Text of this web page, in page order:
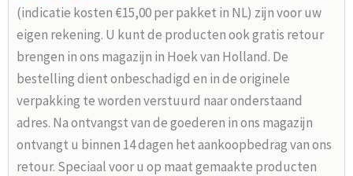
(indicatie kosten €15,00 per pakket in NL) zijn voor uw
eigen rekening. U kunt de producten ook gratis retour
brengen in ons magazijn in Hoek van Holland. De
bestelling dient onbeschadigd en in de originele
verpakking te worden verstuurd naar onderstaand
adres. Na ontvangst van de goederen in ons magazijn
ontvangt u binnen 14 dagen het aankoopbedrag van ons
retour. Speciaal voor u op maat gemaakte producten